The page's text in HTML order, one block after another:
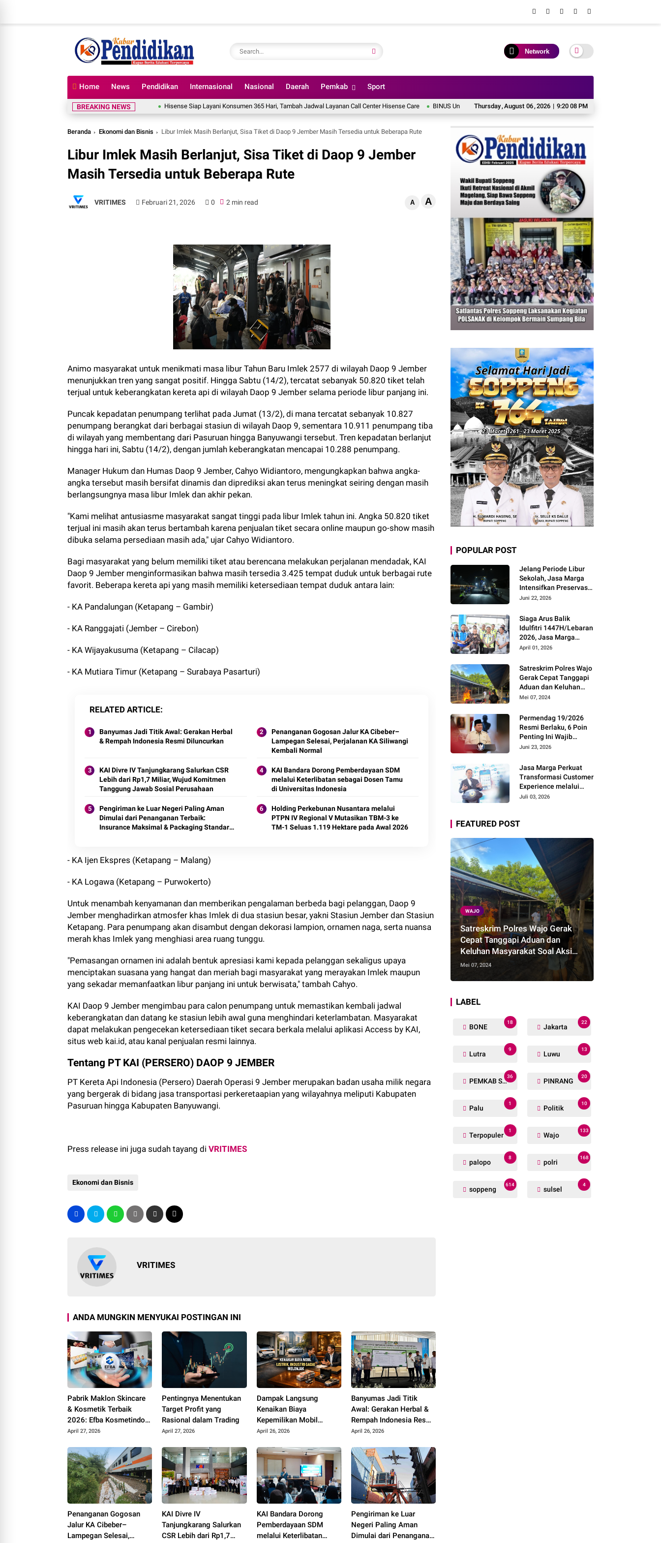
Network
Home News Pendidikan Internasional Nasional Daerah Pemkab Sport
Thursday,August 06,2026 | 9:20 09 PM
BREAKING NEWS Hisense Siap Layani Konsumen 365 Hari, Tambah Jadwal Layanan Call Center Hisense Care BINUS University Luncurkan Beasiswa untuk Perkuat Komitmen Mencetak Talenta
Beranda Ekonomi dan Bisnis Libur Imlek Masih Berlanjut, Sisa Tiket di Daop 9 Jember Masih Tersedia untuk Beberapa Rute
Libur Imlek Masih Berlanjut, Sisa Tiket di Daop 9 Jember
Masih Tersedia untuk Beberapa Rute
VRITIMES Februari 21, 2026 0 2 min read A A
Animo masyarakat untuk menikmati masa libur Tahun Baru Imlek 2577 di wilayah Daop 9 Jember
menunjukkan tren yang sangat positif. Hingga Sabtu (14/2), tercatat sebanyak 50.820 tiket telah
terjual untuk keberangkatan kereta api di wilayah Daop 9 Jember selama periode libur panjang ini.
Puncak kepadatan penumpang terlihat pada Jumat (13/2), di mana tercatat sebanyak 10.827
penumpang berangkat dari berbagai stasiun di wilayah Daop 9, sementara 10.911 penumpang tiba
di wilayah yang membentang dari Pasuruan hingga Banyuwangi tersebut. Tren kepadatan berlanjut
hingga hari ini, Sabtu (14/2), dengan jumlah keberangkatan mencapai 10.288 penumpang.
Manager Hukum dan Humas Daop 9 Jember, Cahyo Widiantoro, mengungkapkan bahwa angka-
angka tersebut masih bersifat dinamis dan diprediksi akan terus meningkat seiring dengan masih
berlangsungnya masa libur Imlek dan akhir pekan.
"Kami melihat antusiasme masyarakat sangat tinggi pada libur Imlek tahun ini. Angka 50.820 tiket
terjual ini masih akan terus bertambah karena penjualan tiket secara online maupun go-show masih
dibuka selama persediaan masih ada," ujar Cahyo Widiantoro.
Bagi masyarakat yang belum memiliki tiket atau berencana melakukan perjalanan mendadak, KAI
Daop 9 Jember menginformasikan bahwa masih tersedia 3.425 tempat duduk untuk berbagai rute
favorit. Beberapa kereta api yang masih memiliki ketersediaan tempat duduk antara lain:
- KA Pandalungan (Ketapang – Gambir)
- KA Ranggajati (Jember – Cirebon)
- KA Wijayakusuma (Ketapang – Cilacap)
- KA Mutiara Timur (Ketapang – Surabaya Pasarturi)
RELATED ARTICLE
Banyumas Jadi Titik Awal: Gerakan Herbal
& Rempah Indonesia Resmi Diluncurkan
Penanganan Gogosan Jalur KA Cibeber–
Lampegan Selesai, Perjalanan KA Siliwangi
Kembali Normal
KAI Divre IV Tanjungkarang Salurkan CSR
Lebih dari Rp1,7 Miliar, Wujud Komitmen
Tanggung Jawab Sosial Perusahaan
KAI Bandara Dorong Pemberdayaan SDM
melalui Keterlibatan sebagai Dosen Tamu
di Universitas Indonesia
Pengiriman ke Luar Negeri Paling Aman
Dimulai dari Penanganan Terbaik:
Insurance Maksimal & Packaging Standar
Holding Perkebunan Nusantara melalui
PTPN IV Regional V Mutasikan TBM-3 ke
TM-1 Seluas 1.119 Hektare pada Awal 2026
- KA Ijen Ekspres (Ketapang – Malang)
- KA Logawa (Ketapang – Purwokerto)
Untuk menambah kenyamanan dan memberikan pengalaman berbeda bagi pelanggan, Daop 9
Jember menghadirkan atmosfer khas Imlek di dua stasiun besar, yakni Stasiun Jember dan Stasiun
Ketapang. Para penumpang akan disambut dengan dekorasi lampion, ornamen naga, serta nuansa
merah khas Imlek yang menghiasi area ruang tunggu.
"Pemasangan ornamen ini adalah bentuk apresiasi kami kepada pelanggan sekaligus upaya
menciptakan suasana yang hangat dan meriah bagi masyarakat yang merayakan Imlek maupun
yang sekadar memanfaatkan libur panjang ini untuk berwisata," tambah Cahyo.
KAI Daop 9 Jember mengimbau para calon penumpang untuk memastikan kembali jadwal
keberangkatan dan datang ke stasiun lebih awal guna menghindari keterlambatan. Masyarakat
dapat melakukan pengecekan ketersediaan tiket secara berkala melalui aplikasi Access by KAI,
situs web kai.id, atau kanal penjualan resmi lainnya.
Tentang PT KAI (PERSERO) DAOP 9 JEMBER
PT Kereta Api Indonesia (Persero) Daerah Operasi 9 Jember merupakan badan usaha milik negara
yang bergerak di bidang jasa transportasi perkeretaapian yang wilayahnya meliputi Kabupaten
Pasuruan hingga Kabupaten Banyuwangi.
Press release ini juga sudah tayang di VRITIMES
Ekonomi dan Bisnis
VRITIMES
ANDA MUNGKIN MENYUKAI POSTINGAN INI
Pabrik Maklon Skincare
& Kosmetik Terbaik
2026: Efba Kosmetindo
Hadirkan Standar
Tinggi.
April 27, 2026
Pentingnya Menentukan
Target Profit yang
Rasional dalam Trading
April 27, 2026
Dampak Langsung
Kenaikan Biaya
Kepemilikan Mobil
Listrik, Industri Gadai Ikut
April 26, 2026
Banyumas Jadi Titik
Awal: Gerakan Herbal &
Rempah Indonesia Resmi
Diluncurkan
April 26, 2026
Penanganan Gogosan
Jalur KA Cibeber–
Lampegan Selesai,
KAI Divre IV
Tanjungkarang Salurkan
CSR Lebih dari Rp1,7
KAI Bandara Dorong
Pemberdayaan SDM
melalui Keterlibatan
Pengiriman ke Luar
Negeri Paling Aman
Dimulai dari Penanganan
POPULAR POST
Jelang Periode Libur
Sekolah, Jasa Marga
Intensifkan Preservasi
Rutin Jalan Tol untuk
Keamanan dan
Kenyamanan
Perjalanan
Juni 22, 2026
Siaga Arus Balik
Idulfitri 1447H/Lebaran
2026, Jasa Marga
Pastikan Kesiapan
Pemudik Gunakan Rest
Area Alternatif
April 01, 2026
Satreskrim Polres Wajo
Gerak Cepat Tanggapi
Aduan dan Keluhan
Masyarakat Soal Aksi
Mei 07, 2024
Permendag 19/2026
Resmi Berlaku, 6 Poin
Penting Ini Wajib
Diketahui Pengusaha
Juni 23, 2026
Jasa Marga Perkuat
Transformasi Customer
Experience melalui
Expert Sharing Session
Juli 03, 2026
FEATURED POST
WAJO
Satreskrim Polres Wajo Gerak
Cepat Tanggapi Aduan dan
Keluhan Masyarakat Soal Aksi
Perjudian
Mei 07, 2024
LABEL
BONE
18
Jakarta
22
Lutra
9
Luwu
13
PEMKAB SOPPENG
36
PINRANG
20
Palu
1
Politik
10
Terpopuler
1
Wajo
133
palopo
8
polri
168
soppeng
614
sulsel
4